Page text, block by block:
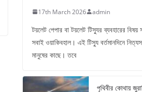
17th March 2026 admin
টয়লেট পেপার বা টয়লেট টিস্যুর ব্যবহারের বিষয়
সবাই ওয়াকিবহাল। এই টিস্যু বর্তমানদিনে
মানুষের কাছে। তবে
পৃথিবীর কোথায়